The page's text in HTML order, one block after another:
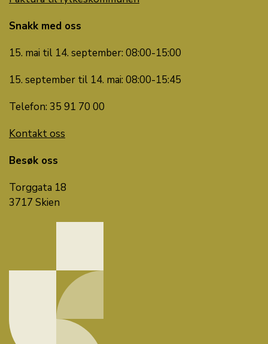
Snakk med oss
15. mai til 14. september: 08:00-15:00
15. september til 14. mai: 08:00-15:45
Telefon: 35 91 70 00
Kontakt oss
Besøk oss
Torggata 18
3717 Skien